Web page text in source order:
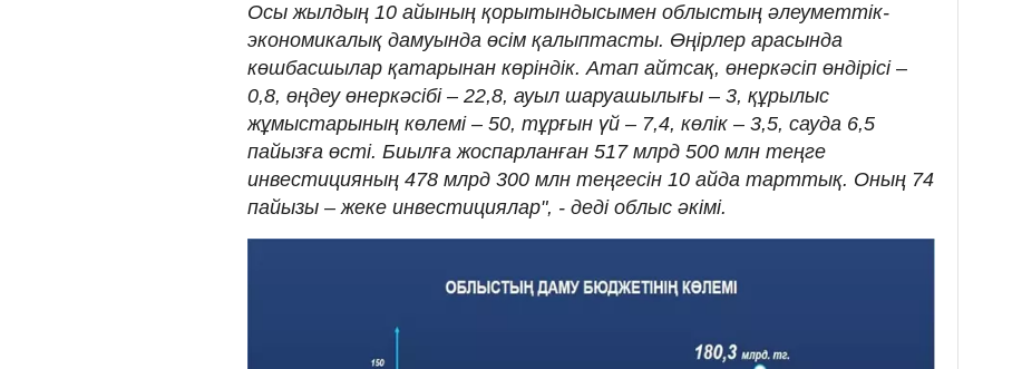
Осы жылдың 10 айының қорытындысымен облыстың әлеуметтік-
экономикалық дамуында өсім қалыптасты. Өңірлер арасында
көшбасшылар қатарынан көріндік. Атап айтсақ, өнеркәсіп өндірісі –
0,8, өңдеу өнеркәсібі – 22,8, ауыл шаруашылығы – 3, құрылыс
жұмыстарының көлемі – 50, тұрғын үй – 7,4, көлік – 3,5, сауда 6,5
пайызға өсті. Биылға жоспарланған 517 млрд 500 млн теңге
инвестицияның 478 млрд 300 млн теңгесін 10 айда тарттық. Оның 74
пайызы – жеке инвестициялар", - деді облыс әкімі.